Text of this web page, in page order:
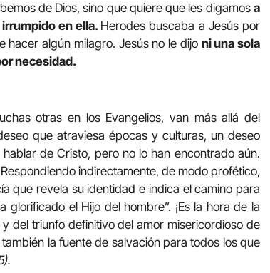
de Dios, sino que quiere que les digamos a
en ella. Herodes buscaba a Jesús por
hacer algún milagro. Jesús no le dijo ni una sola
necesidad.
otras en los Evangelios, van más allá del
que atraviesa épocas y culturas, un deseo
de Cristo, pero no lo han encontrado aún.
indirectamente, de modo profético,
que revela su identidad e indica el camino para
el Hijo del hombre”. ¡Es la hora de la
del triunfo definitivo del amor misericordioso de
la fuente de salvación para todos los que